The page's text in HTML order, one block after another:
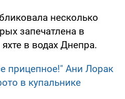
несколько
запечатлена в
в водах Днепра.
прицепное!" Ани Лорак
в купальнике